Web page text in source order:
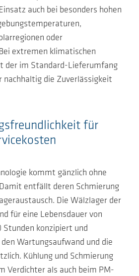
auch bei besonders hohen
oder
extremen klimatischen
der im Standard-Lieferumfang
nachhaltig die Zuverlässigkeit
für
kommt gänzlich ohne
entfällt deren Schmierung
Die Wälzlager der
für eine Lebensdauer von
konzipiert und
Wartungsaufwand und die
Kühlung und Schmierung
Verdichter als auch beim PM-